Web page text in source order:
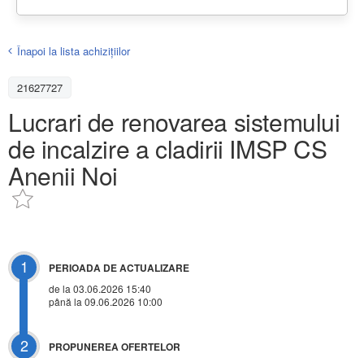
Înapoi la lista achiziţiilor
21627727
Lucrari de renovarea sistemului
de incalzire a cladirii IMSP CS
Anenii Noi
1 PERIOADA DE ACTUALIZARE
de la 03.06.2026 15:40
până la 09.06.2026 10:00
2 PROPUNEREA OFERTELOR